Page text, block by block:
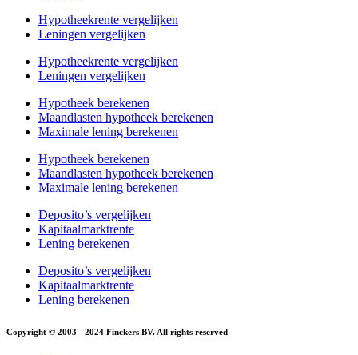
Hypotheekrente vergelijken
Leningen vergelijken
Hypotheekrente vergelijken
Leningen vergelijken
Hypotheek berekenen
Maandlasten hypotheek berekenen
Maximale lening berekenen
Hypotheek berekenen
Maandlasten hypotheek berekenen
Maximale lening berekenen
Deposito’s vergelijken
Kapitaalmarktrente
Lening berekenen
Deposito’s vergelijken
Kapitaalmarktrente
Lening berekenen
Copyright © 2003 - 2024 Finckers BV. All rights reserved